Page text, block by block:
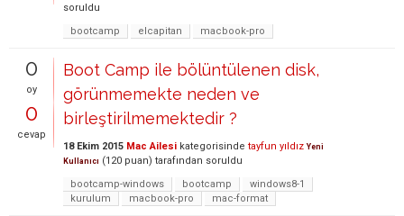
soruldu
bootcamp
elcapitan macbook-pro
0
oy
0
cevap
Boot Camp ile bölüntülenen disk,
görünmemekte neden ve
birleştirilmemektedir ?
18 Ekim 2015 Mac Ailesi kategorisinde tayfun yıldız Yeni
Kullanıcı (120 puan) tarafından soruldu
bootcamp-windows
bootcamp
windows8-1
kurulum
macbook-pro mac-format